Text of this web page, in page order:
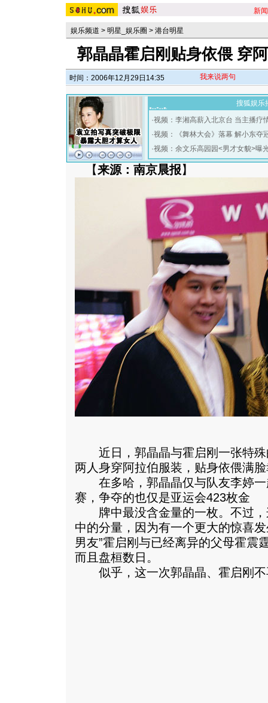
新闻
娱乐频道 > 明星_娱乐圈 > 港台明星
郭晶晶霍启刚贴身依偎 穿
时间：2006年12月29日14:35 我来说两句
搜狐娱乐
·视频：李湘高薪入北京台 当主播疗
·视频：《舞林大会》落幕 解小东夺
·视频：余文乐高园园<男才女貌>曝
【来源：南京晨报】
近日，郭晶晶与霍启刚一张特殊
两人身穿阿拉伯服装，贴身依偎满
在多哈，郭晶晶仅与队友李婷一
赛，争夺的也仅是亚运会423枚金
牌中最没含金量的一枚。不过，
中的分量，因为有一个更大的惊喜
男友”霍启刚与已经离异的父母霍震
而且盘桓数日。
似乎，这一次郭晶晶、霍启刚不